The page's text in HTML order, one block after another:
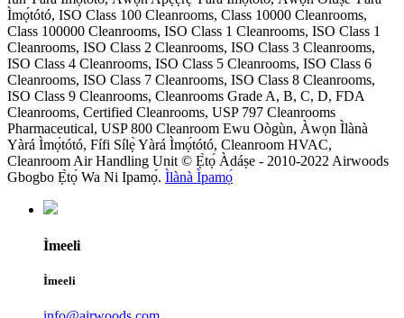
Ìmọ́tótó, ISO Class 100 Cleanrooms, Class 10000 Cleanrooms,
Class 100000 Cleanrooms, ISO Class 1 Cleanrooms, ISO Class 1
Cleanrooms, ISO Class 2 Cleanrooms, ISO Class 3 Cleanrooms,
ISO Class 4 Cleanrooms, ISO Class 5 Cleanrooms, ISO Class 6
Cleanrooms, ISO Class 7 Cleanrooms, ISO Class 8 Cleanrooms,
ISO Class 9 Cleanrooms, Cleanrooms Grade A, B, C, D, FDA
Cleanrooms, Certified Cleanrooms, USP 797 Cleanrooms
Pharmaceutical, USP 800 Cleanroom Ewu Oògùn, Àwọn Ìlànà
Yàrá Ìmọ́tótó, Fífi Sílẹ̀ Yàrá Ìmọ́tótó, Cleanroom HVAC,
Cleanroom Air Handling Unit © Ẹ̀tọ́ Àdáṣe - 2010-2022 Airwoods
Gbogbo Ẹ̀tọ́ Wa Ni Ipamọ́. Ìlànà Ìpamọ́
Ìmeeli
Ìmeeli